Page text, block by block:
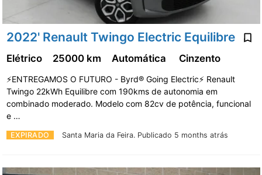
2022' Renault Twingo Electric Equilibre
EXPIRADO Santa Maria da Feira. Publicado 5 months atrás
Elétrico 25000 km Automática Cinzento
⚡ENTREGAMOS O FUTURO - Byrd® Going Electric⚡ Renault
Twingo 22kWh Equilibre com 190kms de autonomia em
combinado moderado. Modelo com 82cv de potência, funcional
e …